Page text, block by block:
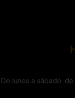
De lunes a sábado: